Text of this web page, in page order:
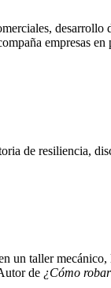
desarrollo
empresas en
de resiliencia,
un taller
de ¿Cómo